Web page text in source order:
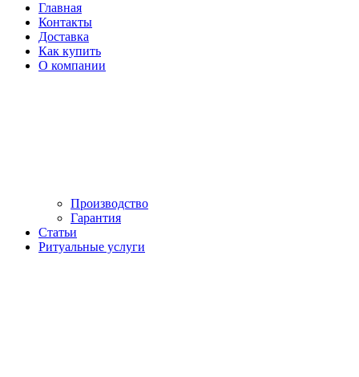
Главная
Контакты
Доставка
Как купить
О компании
Производство
Гарантия
Статьи
Ритуальные услуги